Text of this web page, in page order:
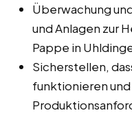
Überwachung
und Anlagen zur
Pappe in
Sicherstellen,
funktionieren